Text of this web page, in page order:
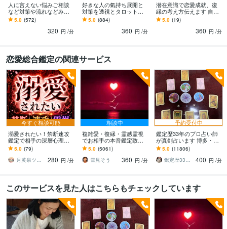
人に言えない悩みご相談
など対策や流れなどみま
す 仕事、人間関係などタ
ロットカードを使ってみ
5.0 (572)
320 円 /分
好きな人の氣持ち展開と
対策を透視とタロットで
みます 電話鑑定後に縁結
びのヒーリングサポート
5.0 (884)
360 円 /分
潜在意識で恋愛成就、復
縁の考え方伝えます 自分
が望む未来のために出来
る事、潜在意識を活用し
5.0 (19)
360 円 /分
恋愛総合鑑定の関連サービス
今すぐ相談可能
溺愛されたい！禁断速攻
鑑定で相手の深層心理承
ります 速攻霊視 パート
ナーがあなたに向き合
い、永遠の愛を誓うため
5.0 (79)
月黄泉ツキヨミ《禁断速攻霊視》
280 円 /分
相談中
複雑愛・復縁・霊感霊視
でお相手の本音鑑定致し
ます 降りて来た言葉をそ
のままお伝えします。
5.0 (5061)
雪見そう
360 円 /分
予約受付中
鑑定歴33年のプロ占い師
が真剣占います 博多・廓
屋の純血統占い祈願師
雷鳥
5.0 (11806)
鑑定歴33年のプロ占い師 雷鳥
400 円 /分
このサービスを見た人はこちらもチェックしています